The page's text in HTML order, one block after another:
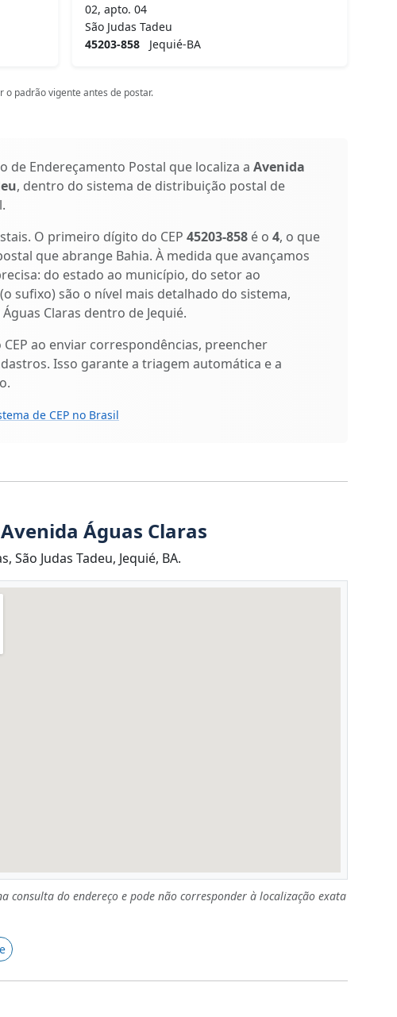
02, apto. 04
São Judas Tadeu
45203-858 Jequié-BA
o padrão vigente antes de postar.
de Endereçamento Postal que localiza a Avenida
, dentro do sistema de distribuição postal de
O primeiro dígito do CEP 45203-858 é o 4, o que
que abrange Bahia. À medida que avançamos
do estado ao município, do setor ao
sufixo) são o nível mais detalhado do sistema,
Claras dentro de Jequié.
ao enviar correspondências, preencher
Isso garante a triagem automática e a
de CEP no Brasil
Águas Claras
São Judas Tadeu, Jequié, BA.
consulta do endereço e pode não corresponder à localização exata